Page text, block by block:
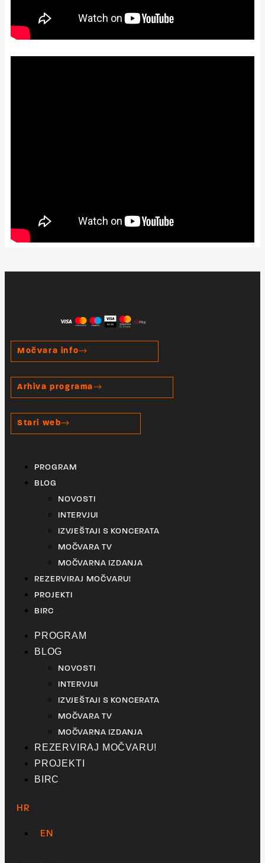
Močvara info
Arhiva programa
Stari web
PROGRAM
BLOG
NOVOSTI
INTERVJUI
IZVJEŠTAJI S KONCERATA
MOČVARA TV
MOČVARNA IZDANJA
REZERVIRAJ MOČVARU!
PROJEKTI
BIRC
PROGRAM
BLOG
NOVOSTI
INTERVJUI
IZVJEŠTAJI S KONCERATA
MOČVARA TV
MOČVARNA IZDANJA
REZERVIRAJ MOČVARU!
PROJEKTI
BIRC
HR
EN